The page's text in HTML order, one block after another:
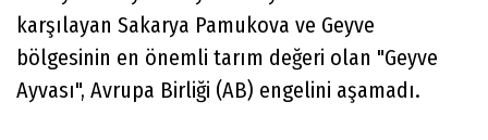
karşılayan Sakarya Pamukova ve Geyve
bölgesinin en önemli tarım değeri olan "Geyve
Ayvası", Avrupa Birliği (AB) engelini aşamadı.